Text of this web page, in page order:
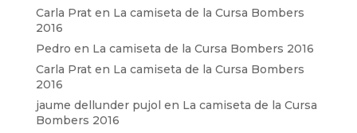
Carla Praten La camiseta de la Cursa Bombers
2016
Pedro en La camiseta de la Cursa Bombers 2016
Carla Praten La camiseta de la Cursa Bombers
2016
jaume dellunder pujol en La camiseta de la Cursa
Bombers 2016